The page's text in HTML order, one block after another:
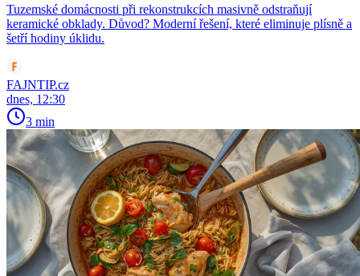
Tuzemské domácnosti při rekonstrukcích masivně odstraňují
keramické obklady. Důvod? Moderní řešení, které eliminuje plísně a
šetří hodiny úklidu.
FAJNTIP.cz
dnes, 12:30
3 min